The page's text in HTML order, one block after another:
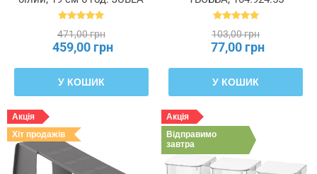
ДЖУБЛ, 601.919.16
471,00 грн
459,00 грн
У КОШИК
103,00 грн
77,00 грн
У КОШИК
Акція
Хіт продажів
Акція
Відправимо
завтра